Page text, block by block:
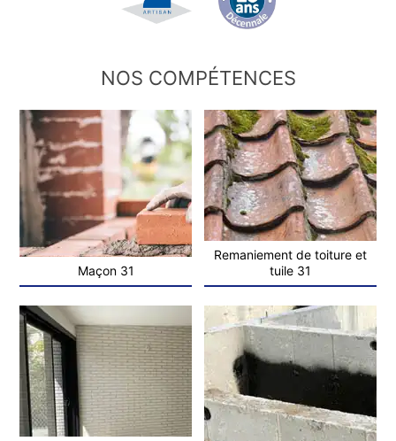
NOS COMPÉTENCES
Maçon 31
Remaniement de toiture et
tuile 31